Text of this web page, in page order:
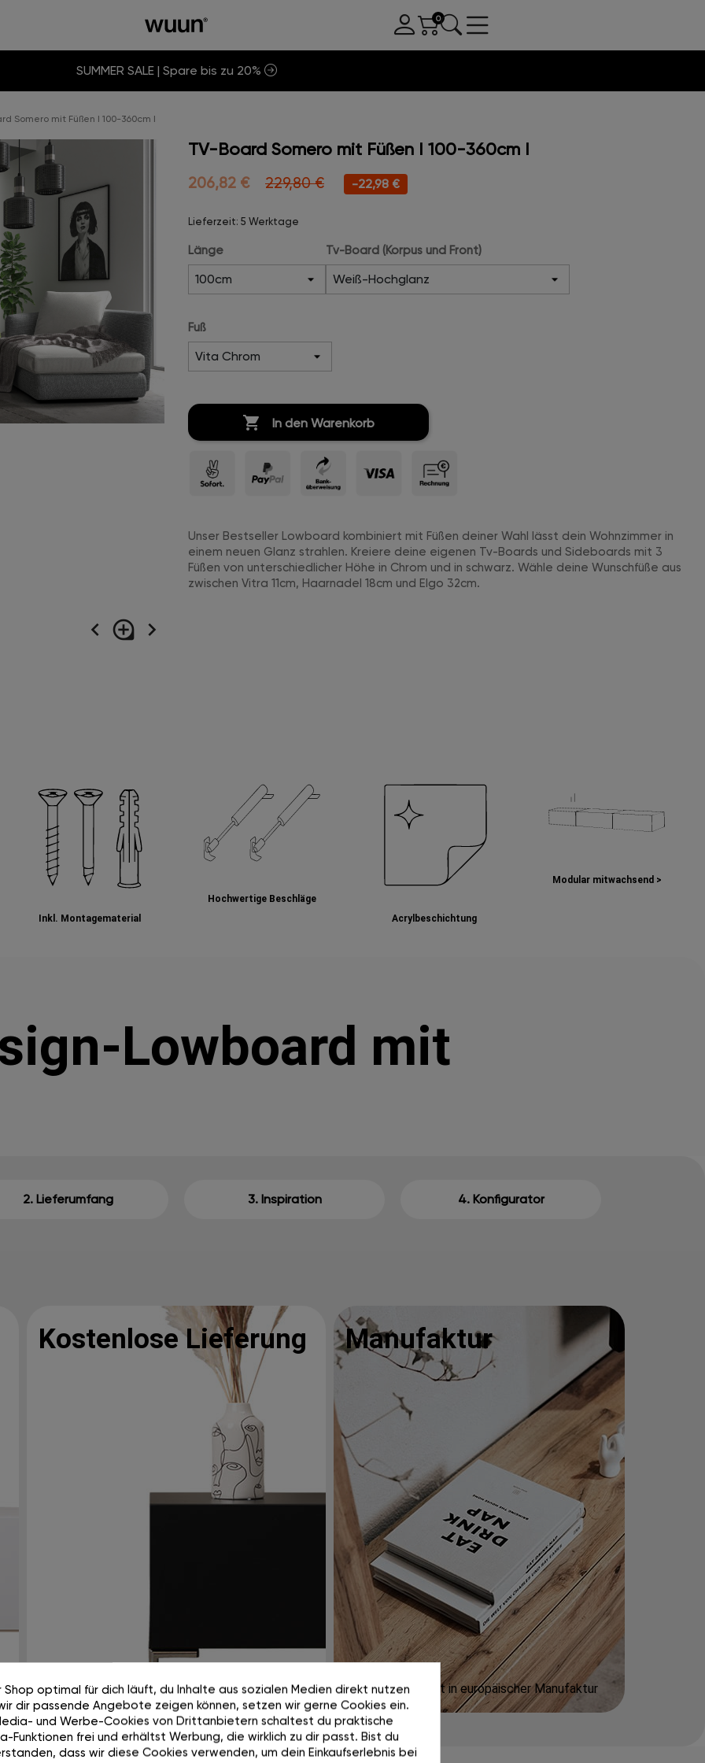
SUMMER SALE | Spare bis zu 20%
Somero mit Füßen I 100-360cm I
navigate_before loupe navigate_next
TV-Board Somero mit Füßen I 100-360cm I
206,82 € 229,80 € -22,98 €
Lieferzeit: 5 Werktage
Länge Tv-Board (Korpus und Front)
Fuß
 In den Warenkorb
Unser Bestseller Lowboard kombiniert mit Füßen deiner Wahl lässt dein Wohnzimmer in
einem neuen Glanz strahlen. Kreiere deine eigenen Tv-Boards und Sideboards mit 3
Füßen von unterschiedlicher Höhe in Chrom und in schwarz. Wähle deine Wunschfüße aus
zwischen Vitra 11cm, Haarnadel 18cm und Elgo 32cm.
Inkl. Montagematerial
Hochwertige Beschläge
Acrylbeschichtung
Modular mitwachsend >
Lowboard mit
2. Lieferumfang 3. Inspiration 4. Konfigurator
Kostenlose Lieferung
100 Tage risikolos testen
Manufaktur
Präzise gefertigt in europäischer Manufaktur
Shop optimal für dich läuft, du Inhalte aus sozialen Medien direkt nutzen
dir passende Angebote zeigen können, setzen wir gerne Cookies ein.
und Werbe-Cookies von Drittanbietern schaltest du praktische
Funktionen frei und erhältst Werbung, die wirklich zu dir passt. Bist du
dass wir diese Cookies verwenden, um dein Einkaufserlebnis bei